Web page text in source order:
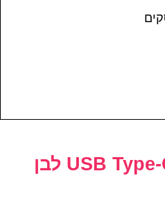
מתאם שקע USB Type-C 3.1 לבן